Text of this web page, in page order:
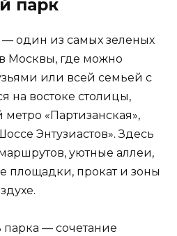
парк
один из самых зеленых
Москвы, где можно
или всей семьей с
на востоке столицы,
«Партизанская»,
Энтузиастов». Здесь
уютные аллеи,
площадки, прокат и зоны
парка — сочетание